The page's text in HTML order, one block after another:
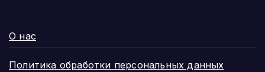
О нас
Политика обработки персональных данных